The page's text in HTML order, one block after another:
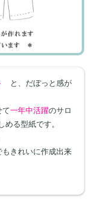
と、だぼっと感が
て一年中活躍のサロ
る型紙です。
きれいに作成出来